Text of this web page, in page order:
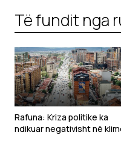
Të fundit nga
Rafuna: Kriza politike ka
ndikuar negativisht në